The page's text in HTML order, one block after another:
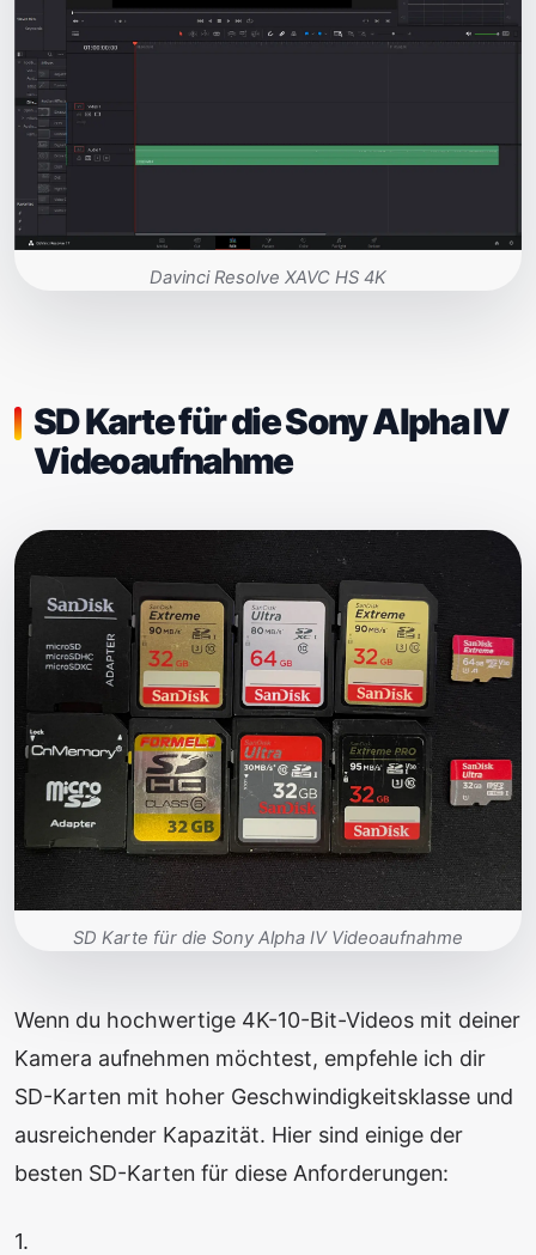
Davinci Resolve XAVC HS 4K
SD Karte für die Sony Alpha IV
Videoaufnahme
SD Karte für die Sony Alpha IV Videoaufnahme
Wenn du hochwertige 4K-10-Bit-Videos mit deiner
Kamera aufnehmen möchtest, empfehle ich dir
SD-Karten mit hoher Geschwindigkeitsklasse und
ausreichender Kapazität. Hier sind einige der
besten SD-Karten für diese Anforderungen:
1.